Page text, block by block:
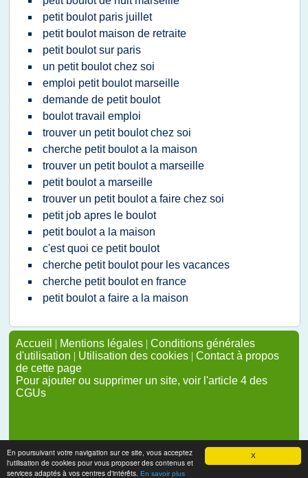
X
En poursuivant votre navigation sur ce site, vous acceptez
l'utilisation de cookies pour vous proposer des contenus et
services adaptés à vos centres d'intérêts. En savoir plus
petit boulot paris juillet
petit boulot maison de retraite
petit boulot sur paris
un petit boulot chez soi
emploi petit boulot marseille
demande de petit boulot
boulot travail emploi
trouver un petit boulot chez soi
cherche petit boulot a la maison
trouver un petit boulot a marseille
petit boulot a marseille
trouver un petit boulot a faire chez soi
petit job apres le boulot
petit boulot a la maison
c'est quoi ce petit boulot
cherche petit boulot pour les vacances
cherche petit boulot en france
petit boulot a faire a la maison
Accueil | Mentions légales | Conditions générales
d'utilisation | Utilisation des cookies | Contact à propos
de cette page
Pour ajouter ou supprimer un site, voir l'article 4 des
CGUs